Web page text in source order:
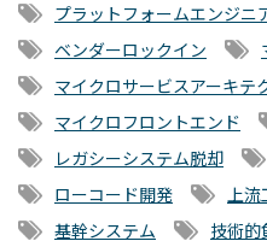
プラットフォームエンジニ
ベンダーロックイン
マイクロサービスアーキテ
マイクロフロントエンド
レガシーシステム脱却
ローコード開発
上流
基幹システム
技術的